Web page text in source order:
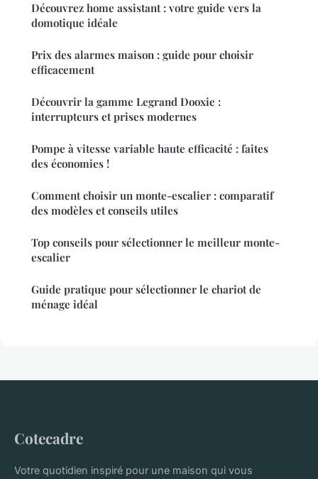
Découvrez home assistant : votre guide vers la
domotique idéale
Prix des alarmes maison : guide pour choisir
efficacement
Découvrir la gamme Legrand Dooxie :
interrupteurs et prises modernes
Pompe à vitesse variable haute efficacité : faites
des économies !
Comment choisir un monte-escalier : comparatif
des modèles et conseils utiles
Top conseils pour sélectionner le meilleur monte-
escalier
Guide pratique pour sélectionner le chariot de
ménage idéal
Cotecadre
Votre quotidien inspiré pour une maison qui vous